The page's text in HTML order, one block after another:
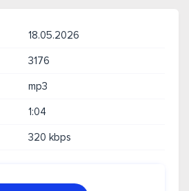
18.05.2026
3176
mp3
1:04
320 kbps